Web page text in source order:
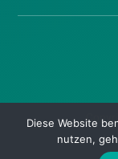
Diese Website
nutzen,